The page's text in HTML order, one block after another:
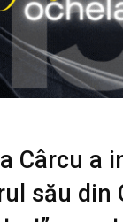
Cârcu a
său din